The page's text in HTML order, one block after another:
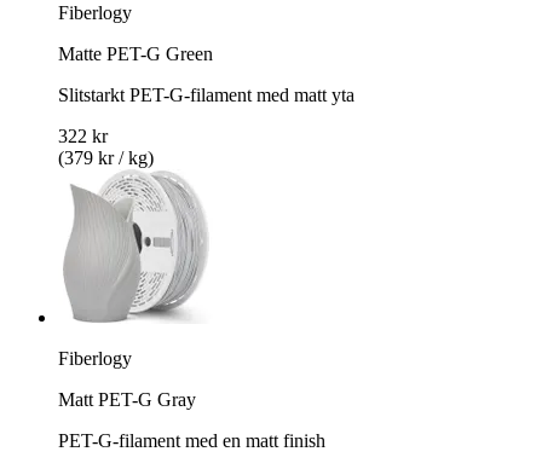
Fiberlogy
Matte PET-G Green
Slitstarkt PET-G-filament med matt yta
322 kr
(379 kr / kg)
Fiberlogy
Matt PET-G Gray
PET-G-filament med en matt finish